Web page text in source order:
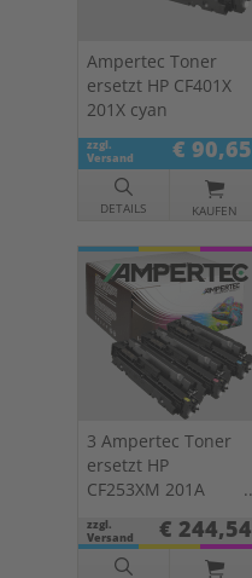
Ampertec Toner
ersetzt HP CF401X
201X cyan
zzgl.
Versand
€ 90,65
DETAILS KAUFEN
3 Ampertec Toner
ersetzt HP
CF253XM 201A
zzgl.
Versand
€ 244,54